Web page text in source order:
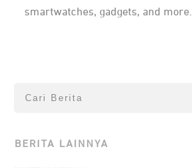
smartwatches, gadgets, and more.
BERITA LAINNYA